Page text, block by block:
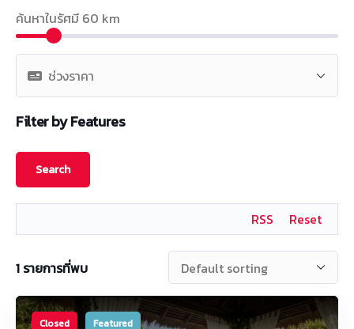
ค้นหาในรัศมี 60 km
Filter by Features
Reset
RSS
1 รายการที่พบ
Closed Featured